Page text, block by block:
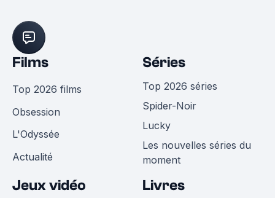
Films
Top 2026 films
Obsession
L'Odyssée
Actualité
Séries
Top 2026 séries
Spider-Noir
Lucky
Les nouvelles séries du
moment
Jeux vidéo Livres